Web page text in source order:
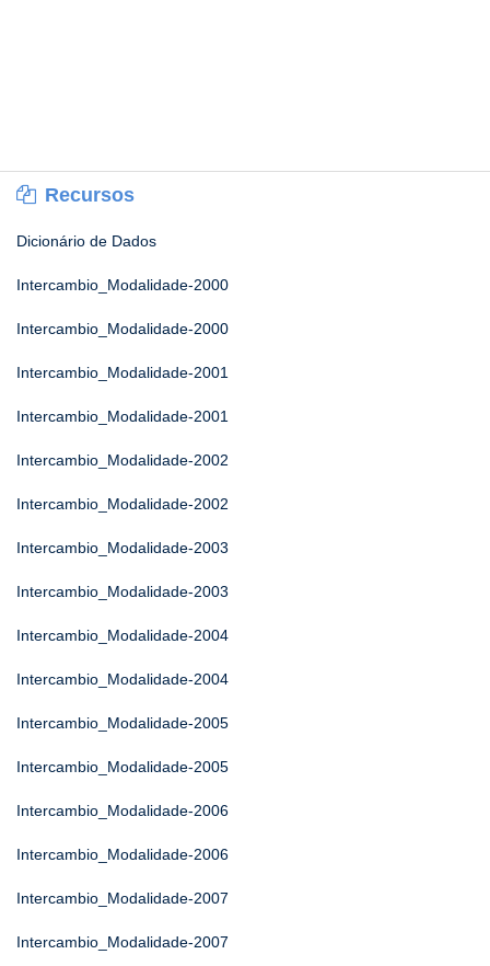
Recursos
Dicionário de Dados
Intercambio_Modalidade-2000
Intercambio_Modalidade-2000
Intercambio_Modalidade-2001
Intercambio_Modalidade-2001
Intercambio_Modalidade-2002
Intercambio_Modalidade-2002
Intercambio_Modalidade-2003
Intercambio_Modalidade-2003
Intercambio_Modalidade-2004
Intercambio_Modalidade-2004
Intercambio_Modalidade-2005
Intercambio_Modalidade-2005
Intercambio_Modalidade-2006
Intercambio_Modalidade-2006
Intercambio_Modalidade-2007
Intercambio_Modalidade-2007